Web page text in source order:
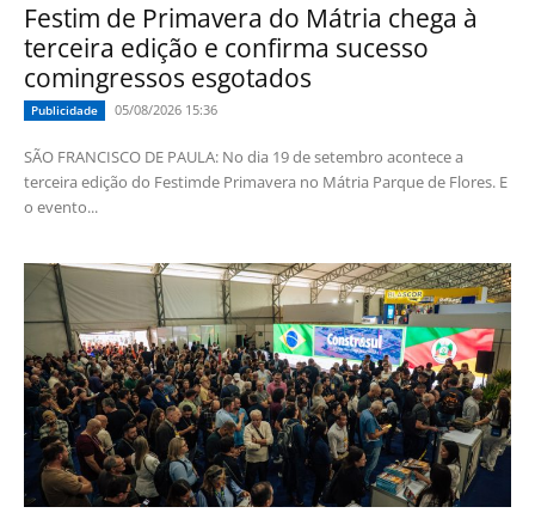
Festim de Primavera do Mátria chega à
terceira edição e confirma sucesso
comingressos esgotados
Publicidade 05/08/2026 15:36
SÃO FRANCISCO DE PAULA: No dia 19 de setembro acontece a
terceira edição do Festimde Primavera no Mátria Parque de Flores. E
o evento...